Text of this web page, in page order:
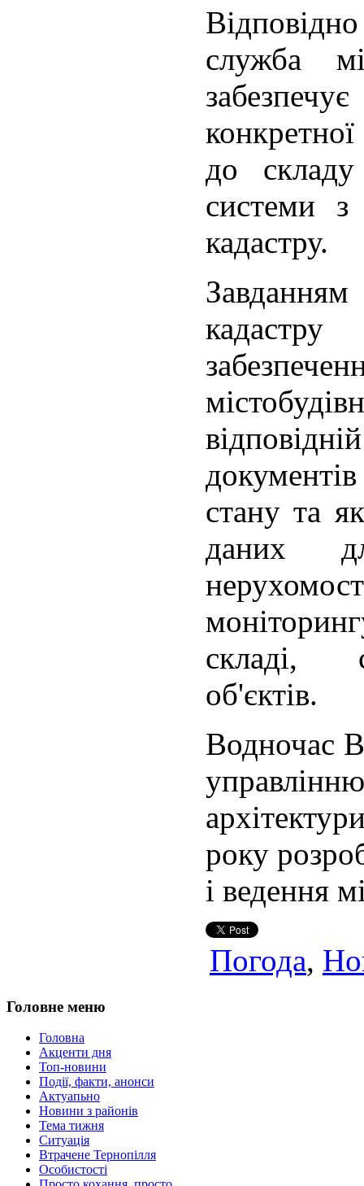
служба
до складу
системи з
кадастру.
стану та
даних
складі,
об'єктів.
Водночас
року
і ведення
Погода,
Головне меню
Головна
Акценти дня
Топ-новини
Події, факти, анонси
Актуапьно
Новини з районів
Тема тижня
Ситуація
Втрачене Тернопілля
Особистості